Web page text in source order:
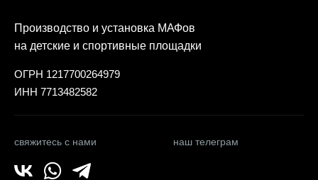
Производство и установка МАФов
на детские и спортивные площадки
ОГРН 1217700264979
ИНН 7713482582
свяжитесь с нами наш телеграм